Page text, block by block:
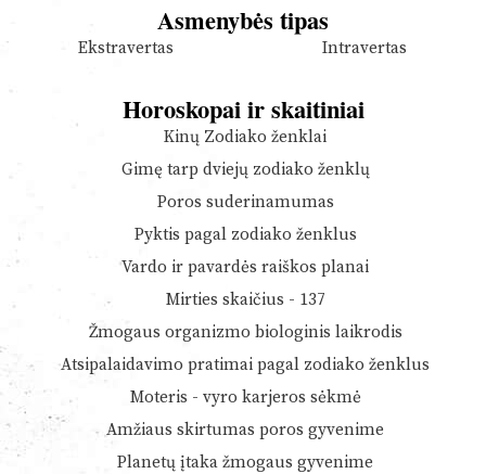
Asmenybės tipas
Ekstravertas Intravertas
Horoskopai ir skaitiniai
Kinų Zodiako ženklai
Gimę tarp dviejų zodiako ženklų
Poros suderinamumas
Pyktis pagal zodiako ženklus
Vardo ir pavardės raiškos planai
Mirties skaičius - 137
Žmogaus organizmo biologinis laikrodis
Atsipalaidavimo pratimai pagal zodiako ženklus
Moteris - vyro karjeros sėkmė
Amžiaus skirtumas poros gyvenime
Planetų įtaka žmogaus gyvenime